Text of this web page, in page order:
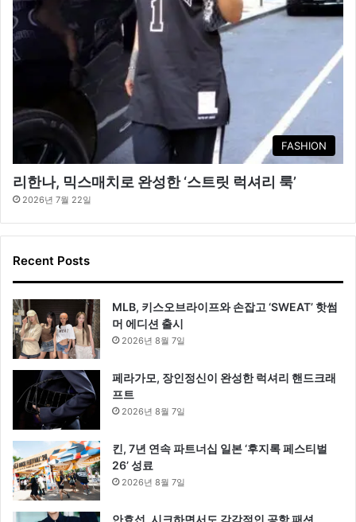
FASHION
리한나, 믹스매치로 완성한 ‘스트릿 럭셔리 룩’
2026년 7월 22일
Recent Posts
MLB, 키스오브라이프와 손잡고 ‘SWEAT’ 핫썸
머 에디션 출시
2026년 8월 7일
페라가모, 장인정신이 완성한 럭셔리 핸드크래
프트
2026년 8월 7일
킨, 7년 연속 파트너십 일본 ‘후지록 페스티벌
26’ 성료
2026년 8월 7일